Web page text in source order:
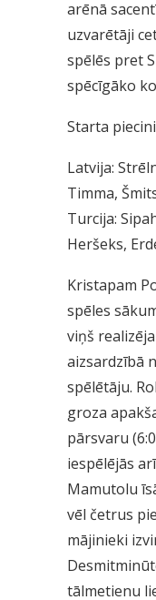
arēnā
uzvarētāji
spēlēs pret
spēcīgāko
Starta
Latvija:
Timma,
Turcija:
Heršeks,
Kristapam
spēles
viņš
aizsardzībā
spēlētāju.
groza
pārsvaru
iespēlējās
Mamutolu
vēl četrus
mājinieki
tālmetienu